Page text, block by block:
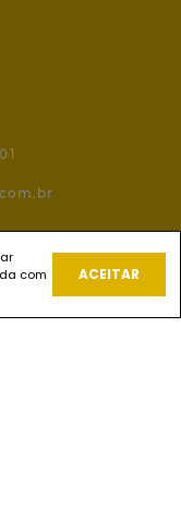
com
ACEITAR